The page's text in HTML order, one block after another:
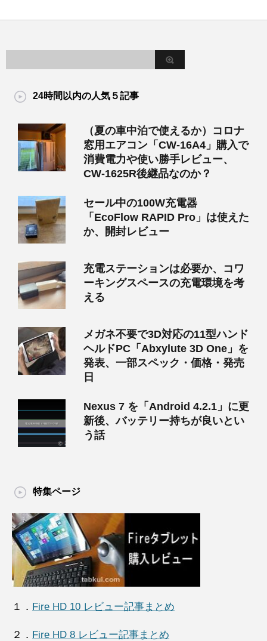
24時間以内の人気５記事
（夏の車中泊で使えるか）コロナ
窓用エアコン「CW-16A4」購入で
消費電力や使い勝手レビュー、
CW-1625R後継品なのか？
セール中の100W充電器
「EcoFlow RAPID Pro」は使えた
か、開封レビュー
充電ステーションは必要か、コワ
ーキングスペースの充電環境を考
える
メガネ不要で3D対応の11型ハンド
ヘルドPC「Abxylute 3D One」を
発表、一部スペック・価格・発売
日
Nexus 7 を「Android 4.2.1」に更
新後、バッテリー持ちが良いとい
う話
特集ページ
１． Fire HD 10 レビュー記事まとめ
２． Fire HD 8 レビュー記事まとめ